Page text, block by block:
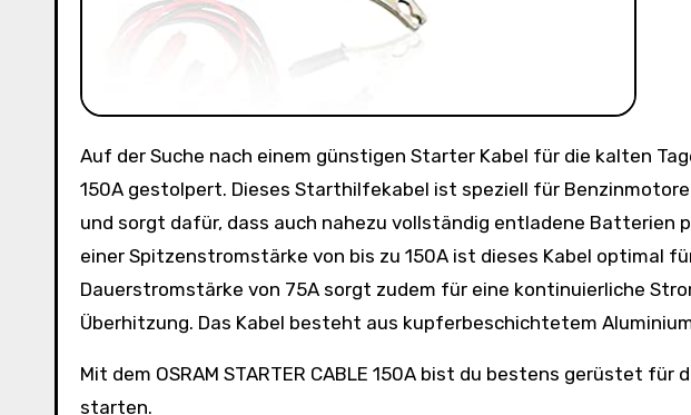
Auf der Suche nach einem günstigen Starter Kabel für die kalten Tage bin ich über die OSRAM STARTER CABLE
150A gestolpert. Dieses Starthilfekabel ist speziell für
und sorgt dafür, dass auch nahezu vollständig entladene Batterien
einer Spitzenstromstärke von bis zu 150A ist dieses Kabel optimal
Dauerstromstärke von 75A sorgt zudem für eine kontinuierliche
Überhitzung. Das Kabel besteht aus kupferbeschichtetem
Mit dem OSRAM STARTER CABLE 150A bist du bestens gerüstet
starten.